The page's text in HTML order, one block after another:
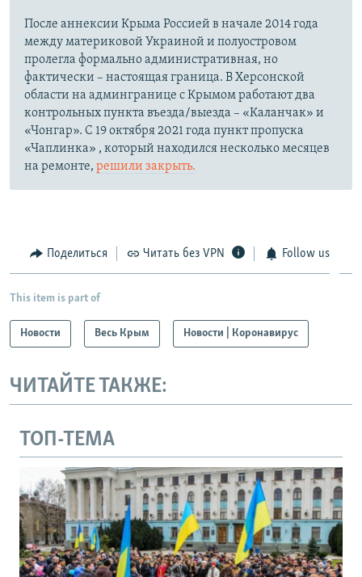
После аннексии Крыма Россией в начале 2014 года
между материковой Украиной и полуостровом
пролегла формально административная, но
фактически – настоящая граница. В Херсонской
области на админгранице с Крымом работают два
контрольных пункта въезда/выезда – «Каланчак» и
«Чонгар». С 19 октября 2021 года пункт пропуска
«Чаплинка» , который находился несколько месяцев
на ремонте, решили закрыть.
Поделиться Читать без VPN Follow us
This item is part of
Новости Весь Крым Новости | Коронавирус
ЧИТАЙТЕ ТАКЖЕ:
ТОП-ТЕМА